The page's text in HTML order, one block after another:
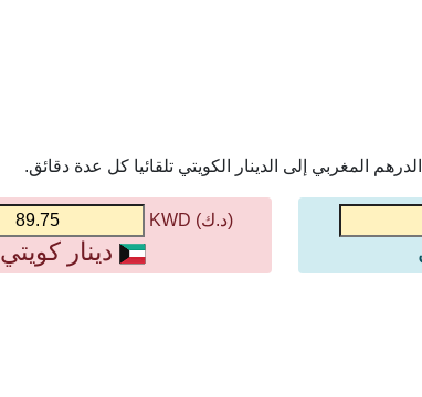
المغربي إلى الدينار الكويتي تلقائيا كل عدة دقائق.
(د.ك) KWD
دينار كويتي